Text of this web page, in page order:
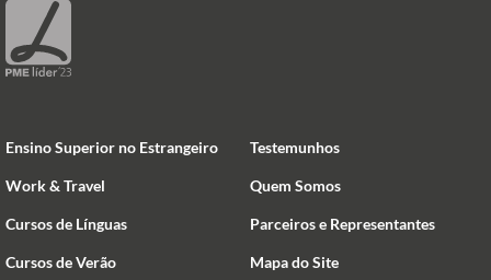
Ensino Superior no Estrangeiro
Work & Travel
Cursos de Línguas
Cursos de Verão
Testemunhos
Quem Somos
Parceiros e Representantes
Mapa do Site